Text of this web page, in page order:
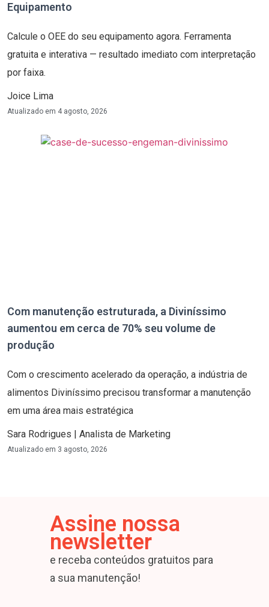
Equipamento
Calcule o OEE do seu equipamento agora. Ferramenta
gratuita e interativa — resultado imediato com interpretação
por faixa.
Joice Lima
Atualizado em 4 agosto, 2026
Com manutenção estruturada, a Diviníssimo
aumentou em cerca de 70% seu volume de
produção
Com o crescimento acelerado da operação, a indústria de
alimentos Diviníssimo precisou transformar a manutenção
em uma área mais estratégica
Sara Rodrigues | Analista de Marketing
Atualizado em 3 agosto, 2026
Assine nossa
newsletter
e receba conteúdos gratuitos para
a sua manutenção!